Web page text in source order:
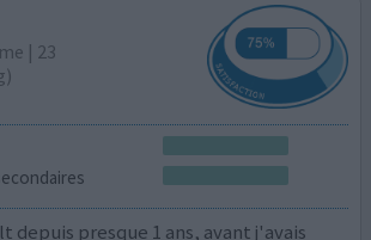
| 23
depuis presque 1 ans, avant j'avais